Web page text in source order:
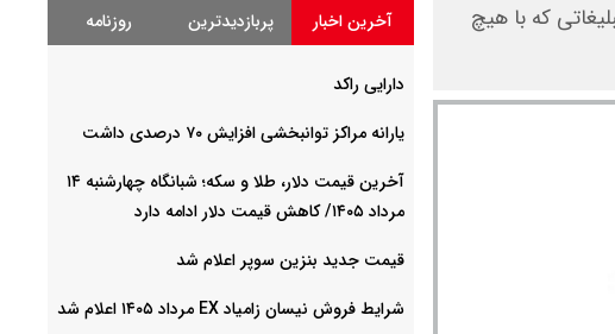
که با هیچ
آخرین اخبار پربازدیدترین روزنامه
دارایی راکد
یارانه مراکز توانبخشی افزایش ۷۰ درصدی داشت
آخرین قیمت دلار، طلا و سکه؛ شبانگاه چهارشنبه ۱۴
مرداد ۱۴۰۵/ کاهش قیمت دلار ادامه دارد
قیمت جدید بنزین سوپر اعلام شد
شرایط فروش نیسان زامیاد EX مرداد ۱۴۰۵ اعلام شد